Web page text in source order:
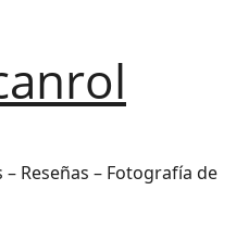
Reseñas – Fotografía de